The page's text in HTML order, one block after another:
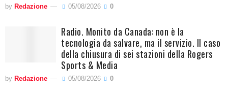
by Redazione 05/08/2026 0
Radio. Monito da Canada: non è la
tecnologia da salvare, ma il servizio. Il caso
della chiusura di sei stazioni della Rogers
Sports & Media
by Redazione 05/08/2026 0